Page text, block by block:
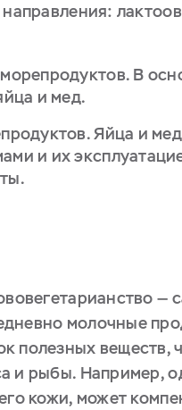
В
и мед.
Яйца и
и их
—
молочные
полезных веществ,
и рыбы. Например,
кожи, может